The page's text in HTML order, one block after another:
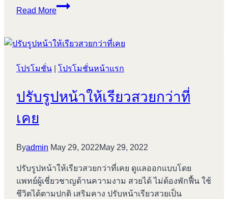
Read More
Review
ร์
และ
#178
โปรโมชั่น โปรโมชั่นหน้าแรก
ปรับรูปหน้าให้เรียวสวยกว่าที่
เคย
Byadmin May 29, 2022May 29, 2022
ปรับรูปหน้าให้เรียวสวยกว่าที่เคย ดูแลออกแบบโดย
แพทย์ผู้เชี่ยวชาญด้านความงาม สวยได้ ไม่ต้องพักฟื้น ใช้
ชีวิตได้ตามปกติ เสริมคาง ปรับหน้าเรียวสวยเป็น